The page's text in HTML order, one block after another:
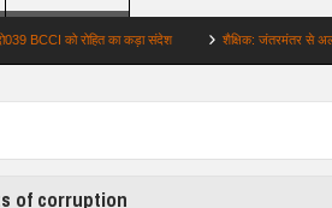
को रोहित का कड़ा संदेश शैक्षिक: जंतरमंतर से अलग कैसे
of corruption